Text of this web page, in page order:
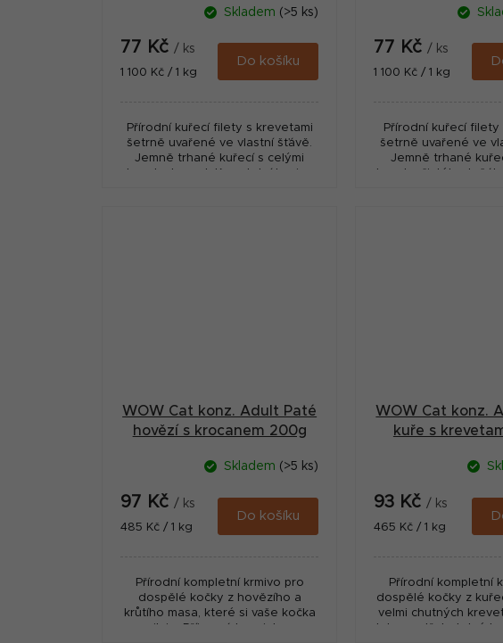
Skladem (>5 ks)
77 Kč / ks
Měrná
1 100 Kč / 1 kg
Do košíku
Přírodní kuřecí filety s krevetami
šetrně uvařené ve vlastní šťávě.
Jemně trhané kuřecí s celými
77 Kč/ ks
Měrná
1 100 Kč / 1 kg
Přírodní kuřecí filety
šetrně uvařené ve
Jemně trhané
WOW Cat konz. Adult Paté
hovězí s krocanem 200g
Skladem (>5 ks)
97 Kč / ks
Měrná
485 Kč / 1 kg
Do košíku
Přírodní kompletní krmivo pro
dospělé kočky z hovězího a
krůtího masa, které si vaše kočka
zamiluje. Příjemná konzistence,
WOW Cat konz.
kuře s
93 Kč / ks
Měrná
465 Kč / 1 kg
Přírodní kompletní
dospělé kočky z
velmi chutných
lehce vstřebatelné